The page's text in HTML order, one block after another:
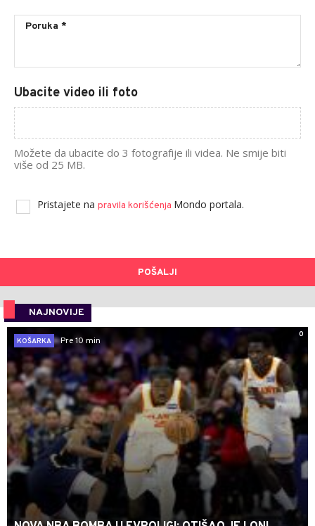
Ubacite video ili foto
Možete da ubacite do 3 fotografije ili videa. Ne smije biti
više od 25 MB.
Pristajete na pravila korišćenja Mondo portala.
POŠALJI
NAJNOVIJE
0
KOŠARKA
Pre 10 min